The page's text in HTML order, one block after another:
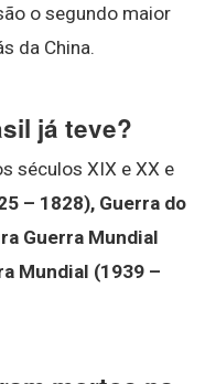
o segundo maior
da China.
já teve?
séculos XIX e XX e
– 1828), Guerra do
Guerra Mundial
Mundial (1939 –